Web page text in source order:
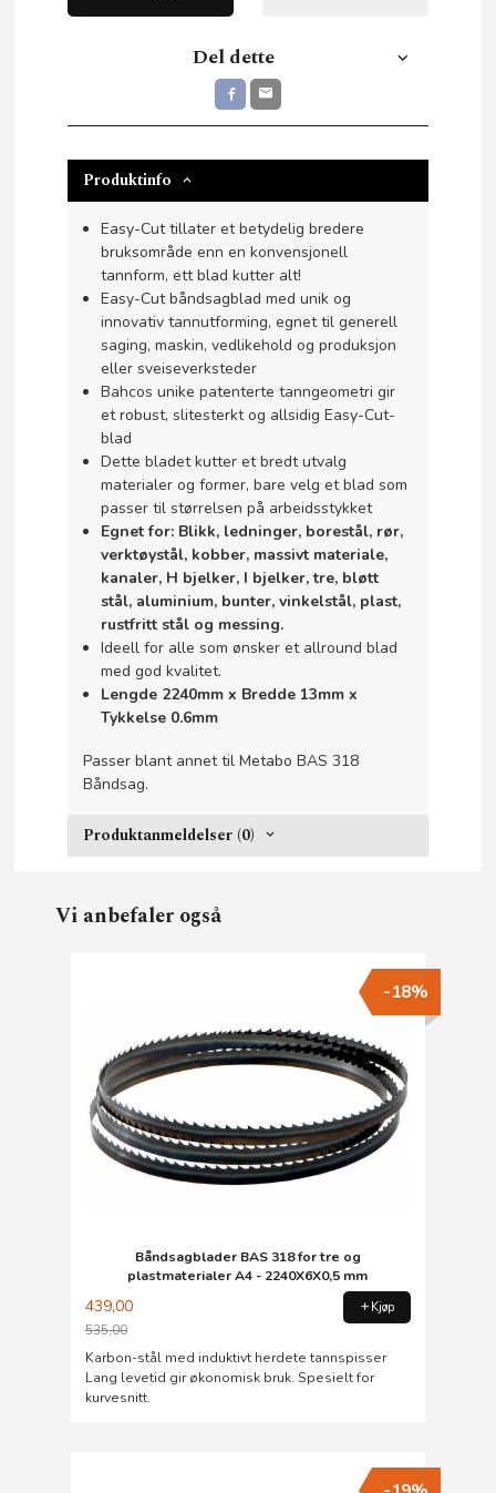
Del dette
Produktinfo
Easy-Cut tillater et betydelig bredere
bruksområde enn en konvensjonell
tannform, ett blad kutter alt!
Easy-Cut båndsagblad med unik og
innovativ tannutforming, egnet til generell
saging, maskin, vedlikehold og produksjon
eller sveiseverksteder
Bahcos unike patenterte tanngeometri gir
et robust, slitesterkt og allsidig Easy-Cut-
blad
Dette bladet kutter et bredt utvalg
materialer og former, bare velg et blad som
passer til størrelsen på arbeidsstykket
Egnet for: Blikk, ledninger, borestål, rør,
verktøystål, kobber, massivt materiale,
kanaler, H bjelker, I bjelker, tre, bløtt
stål, aluminium, bunter, vinkelstål, plast,
rustfritt stål og messing.
Ideell for alle som ønsker et allround blad
med god kvalitet.
Lengde 2240mm x Bredde 13mm x
Tykkelse 0.6mm
Passer blant annet til Metabo BAS 318
Båndsag.
Produktanmeldelser (0)
Vi anbefaler også
Båndsagblader BAS 318 for tre og
plastmaterialer A4 - 2240X6X0,5 mm
439,00
535,00
Rabatt
-18%
Kjøp
Karbon-stål med induktivt herdete tannspisser
Lang levetid gir økonomisk bruk. Spesielt for
kurvesnitt.